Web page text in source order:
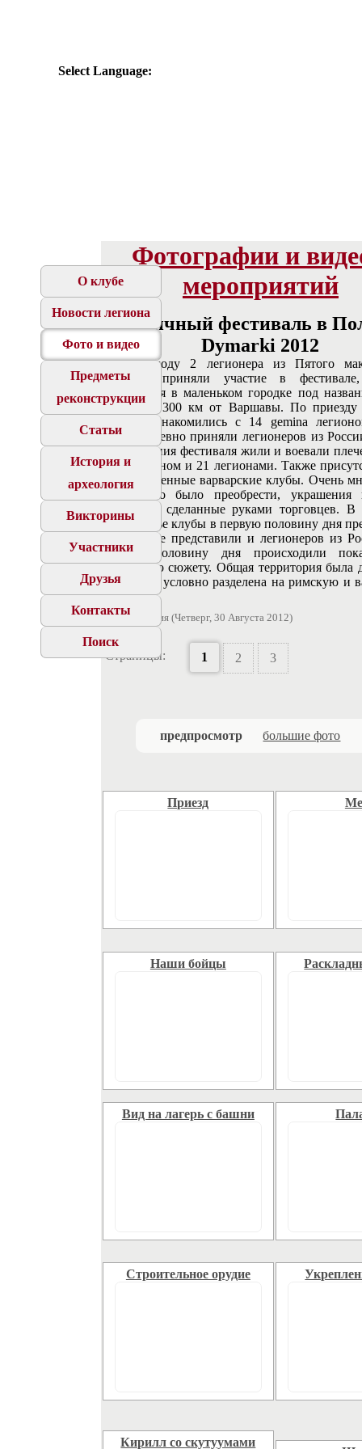
Select Language:
О клубе
Новости легиона
Фото и видео
Предметы
реконструкции
Статьи
История и
археология
Викторины
Участники
Друзья
Контакты
Поиск
Фотографии и
мероприятий
Античный фестиваль в
Dymarki 2012
В этом году 2 легионера из Пятого
легиона, приняли участие в
проводился в маленьком городке под
Слупия в 300 км от Варшавы. По
Миша познакомились с 14 gemina
очень душевно приняли легионеров из
до окончания фестиваля жили и воевали
с 14 легионом и 21 легионами. Также
многочисленные варварские клубы. Очень
где можно было преобрести,
мелочевку сделанные руками торговцев. В
воскресенье клубы в первую половину дня
себя, также представили и легионеров из
вторую половину дня происходили
баталии по сюжету. Общая территория была
большая и условно разделена на римскую и
части.
41 фотография (Четверг, 30 Августа 2012)
Страницы: 1 2 3
предпросмотр большие фото
Приезд
Наши бойцы
Вид на лагерь с башни
Строительное орудие
Кирилл со скутуумами